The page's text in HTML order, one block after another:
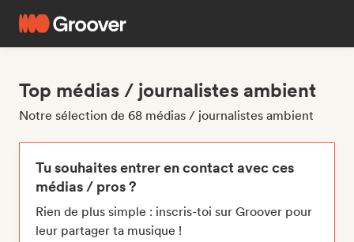
Top médias / journalistes ambient
Notre sélection de 68 médias / journalistes ambient
Tu souhaites entrer en contact avec ces
médias / pros ?
Rien de plus simple : inscris-toi sur Groover pour
leur partager ta musique !